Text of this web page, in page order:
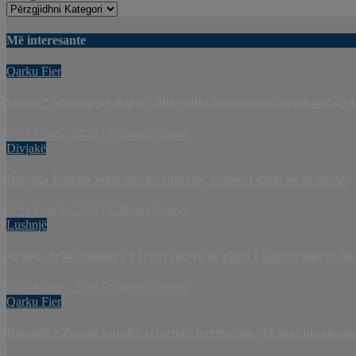
Më interesante
Qarku Fier
Divjakë
Lushnjë
Qarku Fier